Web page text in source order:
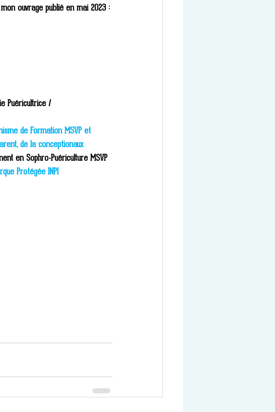
ouvrage publié en mai 2023 :
Puéricultrice /
de Formation MSVP et
de la conceptionaux
en Sophro-Puériculture MSVP
Protégée INPI